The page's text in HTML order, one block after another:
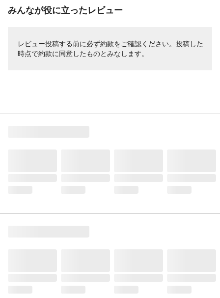
みんなが役に立ったレビュー
レビュー投稿する前に必ず約款をご確認ください。投稿した
時点で約款に同意したものとみなします。